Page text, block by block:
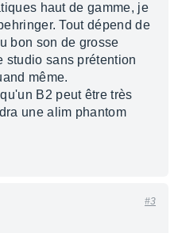
haut de gamme, je
Tout dépend de
bon son de grosse
studio sans prétention
même.
B2 peut être très
une alim phantom
#3